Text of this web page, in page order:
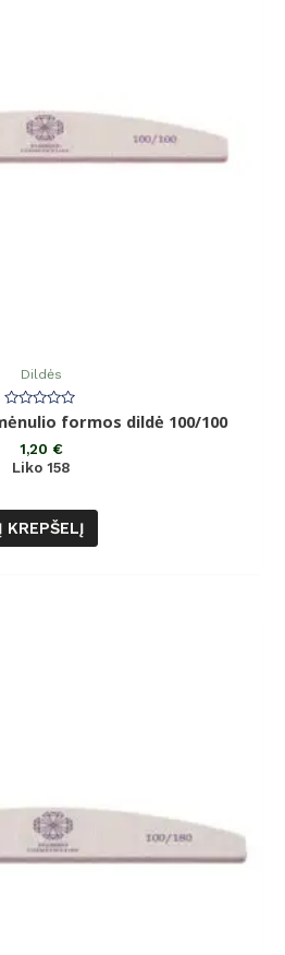
Dildės
Įvertinimas:
0
formos dildė 100/100
1,20 €
Liko 158
Į KREPŠELĮ